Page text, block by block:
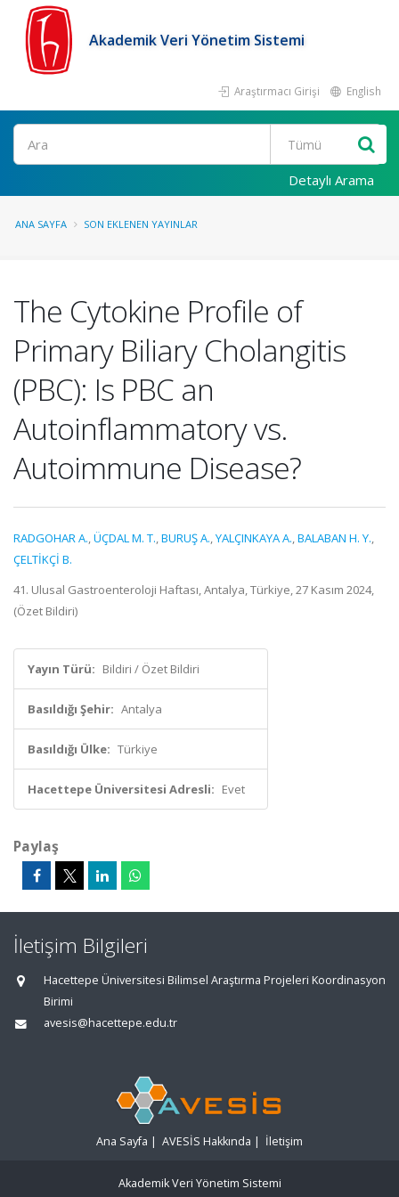
Akademik Veri Yönetim Sistemi
Araştırmacı Girişi English
Ara
Detaylı Arama
ANA SAYFA SON EKLENEN YAYINLAR
The Cytokine Profile of
Primary Biliary Cholangitis
(PBC): Is PBC an
Autoinflammatory vs.
Autoimmune Disease?
RADGOHAR A.,ÜÇDAL M. T.,BURUŞ A.,YALÇINKAYA A.,BALABAN H. Y.,
ÇELTİKÇİ B.
41. Ulusal Gastroenteroloji Haftası, Antalya, Türkiye, 27 Kasım 2024,
(Özet Bildiri)
Yayın Türü: Bildiri / Özet Bildiri
Basıldığı Şehir: Antalya
Basıldığı Ülke: Türkiye
Hacettepe Üniversitesi Adresli: Evet
Paylaş
İletişim Bilgileri
Hacettepe Üniversitesi Bilimsel Araştırma Projeleri Koordinasyon
Birimi
avesis@hacettepe.edu.tr
Ana Sayfa | AVESİS Hakkında | İletişim
Akademik Veri Yönetim Sistemi